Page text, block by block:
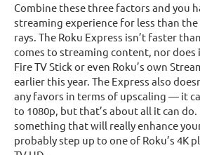
Combine these three factors and you
streaming experience for less than
rays. The Roku Express isn’t faster
comes to streaming content, nor does
Fire TV Stick or even Roku’s own
earlier this year. The Express also
any favors in terms of upscaling — it
to 1080p, but that’s about all it can
something that will really enhance
probably step up to one of Roku’s 4K